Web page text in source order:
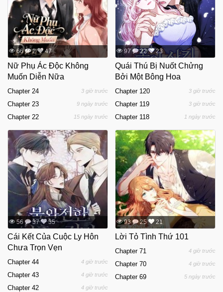
66 2 47
Nữ Phụ Ác Độc Không
Muốn Diễn Nữa
Chapter 24 3 giờ trước
Chapter 23 9 ngày trước
Chapter 22 15 ngày trước
97 22 23
Quái Thú Bị Nuốt Chửng
Bởi Một Bông Hoa
Chapter 120 3 giờ trước
Chapter 119 3 giờ trước
Chapter 118 1 ngày trước
56 37 35
Cái Kết Của Cuộc Ly Hôn
Chưa Trọn Vẹn
Chapter 44 4 giờ trước
Chapter 43 4 giờ trước
Chapter 42 4 giờ trước
93 25 21
Lời Tỏ Tình Thứ 101
Chapter 71 4 giờ trước
Chapter 70 4 giờ trước
Chapter 69 5 ngày trước